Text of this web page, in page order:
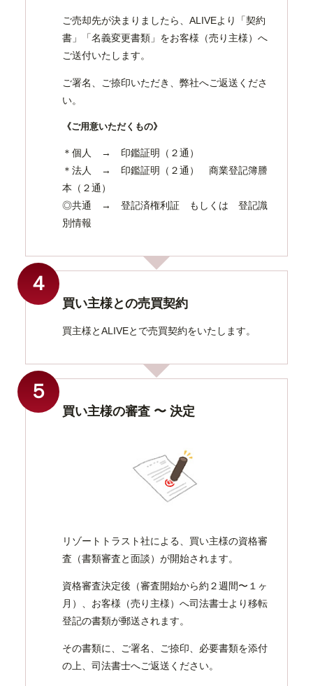
ご売却先が決まりましたら、ALIVEより「契約
書」「名義変更書類」をお客様（売り主様）へ
ご送付いたします。
ご署名、ご捺印いただき、弊社へご返送くださ
い。
《ご用意いただくもの》
＊個人 → 印鑑証明（２通）
＊法人 → 印鑑証明（２通） 商業登記簿謄
本（２通）
◎共通 → 登記済権利証 もしくは 登記識
別情報
４
買い主様との売買契約
買主様とALIVEとで売買契約をいたします。
５
買い主様の審査 〜 決定
リゾートトラスト社による、買い主様の資格審
査（書類審査と面談）が開始されます。
資格審査決定後（審査開始から約２週間〜１ヶ
月）、お客様（売り主様）へ司法書士より移転
登記の書類が郵送されます。
その書類に、ご署名、ご捺印、必要書類を添付
の上、司法書士へご返送ください。